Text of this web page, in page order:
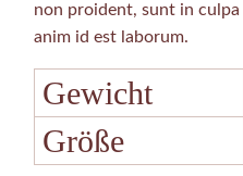
non proident, sunt in
anim id est laborum.
Gewicht
Größe